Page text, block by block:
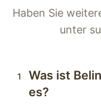
Haben Sie
unter
1
Was ist
es?